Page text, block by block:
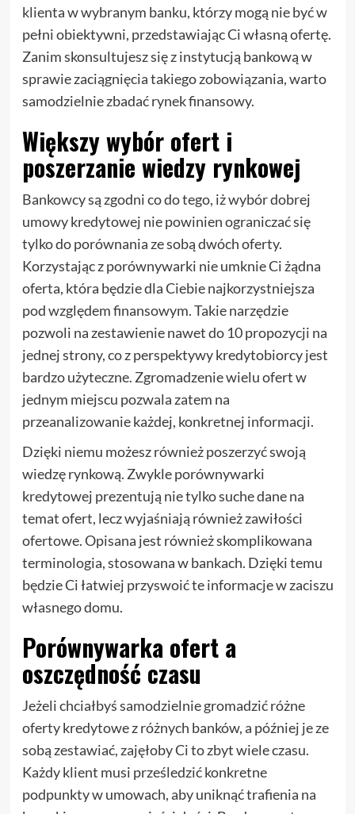
klienta w wybranym banku, którzy mogą nie być w
pełni obiektywni, przedstawiając Ci własną ofertę.
Zanim skonsultujesz się z instytucją bankową w
sprawie zaciągnięcia takiego zobowiązania, warto
samodzielnie zbadać rynek finansowy.
Większy wybór ofert i
poszerzanie wiedzy rynkowej
Bankowcy są zgodni co do tego, iż wybór dobrej
umowy kredytowej nie powinien ograniczać się
tylko do porównania ze sobą dwóch oferty.
Korzystając z porównywarki nie umknie Ci żądna
oferta, która będzie dla Ciebie najkorzystniejsza
pod względem finansowym. Takie narzędzie
pozwoli na zestawienie nawet do 10 propozycji na
jednej strony, co z perspektywy kredytobiorcy jest
bardzo użyteczne. Zgromadzenie wielu ofert w
jednym miejscu pozwala zatem na
przeanalizowanie każdej, konkretnej informacji.
Dzięki niemu możesz również poszerzyć swoją
wiedzę rynkową. Zwykle porównywarki
kredytowej prezentują nie tylko suche dane na
temat ofert, lecz wyjaśniają również zawiłości
ofertowe. Opisana jest również skomplikowana
terminologia, stosowana w bankach. Dzięki temu
będzie Ci łatwiej przyswoić te informacje w zaciszu
własnego domu.
Porównywarka ofert a
oszczędność czasu
Jeżeli chciałbyś samodzielnie gromadzić różne
oferty kredytowe z różnych banków, a później je ze
sobą zestawiać, zajęłoby Ci to zbyt wiele czasu.
Każdy klient musi prześledzić konkretne
podpunkty w umowach, aby uniknąć trafienia na